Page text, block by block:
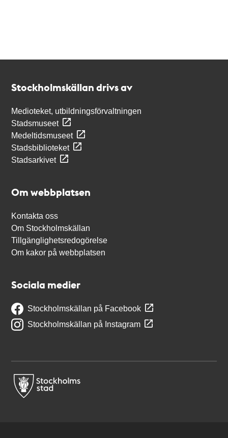
Stockholmskällan drivs av
Medioteket, utbildningsförvaltningen
Stadsmuseet
Medeltidsmuseet
Stadsbiblioteket
Stadsarkivet
Om webbplatsen
Kontakta oss
Om Stockholmskällan
Tillgänglighetsredogörelse
Om kakor på webbplatsen
Sociala medier
Stockholmskällan på Facebook
Stockholmskällan på Instagram